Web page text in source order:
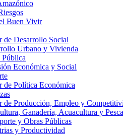
Buen Vivir
de Desarrollo Social
Urbano y Vivienda
Pública
Económica y Social
de Política Económica
de Producción, Empleo y
Ganadería, Acuacultura y Pesca
y Obras Públicas
y Productividad